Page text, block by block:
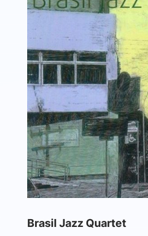
Brasil Jazz Quartet